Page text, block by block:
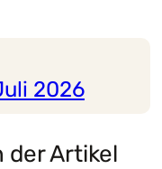
2026
der Artikel